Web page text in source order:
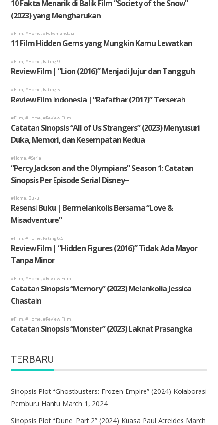
TERBARU
Sinopsis Plot “Ghostbusters: Frozen Empire” (2024) Kolaborasi
Pemburu Hantu March 1, 2024
Sinopsis Plot “Dune: Part 2” (2024) Kuasa Paul Atreides March